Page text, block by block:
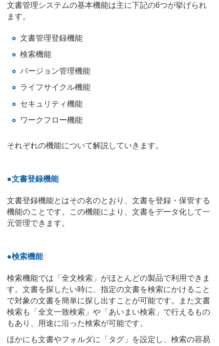
文書管理システムの基本機能は主に下記の6つが挙げられ
ます。
文書管理登録機能
検索機能
バージョン管理機能
ライフサイクル機能
セキュリティ機能
ワークフロー機能
それぞれの機能について解説していきます。
●文書登録機能
文書登録機能とはその名のとおり、文書を登録・保管する
機能のことです。この機能により、文書をデータ化して一
元管理できます。
●検索機能
検索機能では「全文検索」がほとんどの製品で利用できま
す。文書を探したい時に、指定の文書を検索にかけること
で対象の文書を簡単に探し出すことが可能です。また文書
検索も「全文一致検索」や「あいまい検索」で行えるもの
もあり、用途に沿った検索が可能です。
ほかにも文書やフォルダに「タグ」を設定し、検索の容易